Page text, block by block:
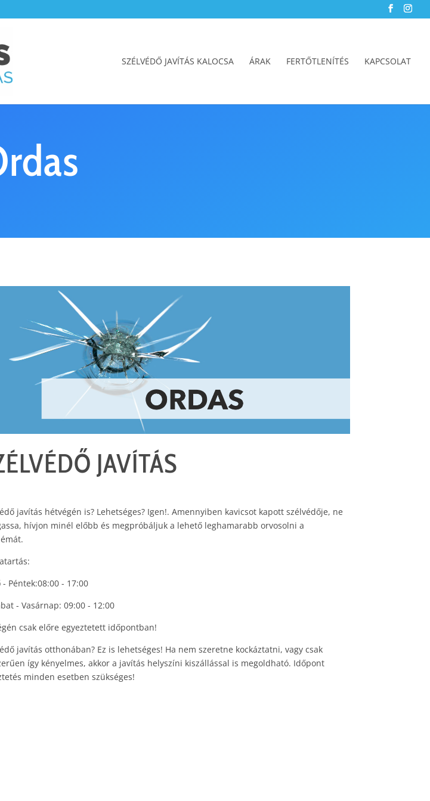
SZÉLVÉDŐ JAVÍTÁS KALOCSA ÁRAK FERTŐTLENÍTÉS KAPCSOLAT
JAVÍTÁS
javítás hétvégén is? Lehetséges? Igen!. Amennyiben kavicsot kapott szélvédője, ne
hívjon minél előbb és megpróbáljuk a lehető leghamarabb orvosolni a
- Péntek:08:00 - 17:00
- Vasárnap: 09:00 - 12:00
csak előre egyeztetett időpontban!
javítás otthonában? Ez is lehetséges! Ha nem szeretne kockáztatni, vagy csak
így kényelmes, akkor a javítás helyszíni kiszállással is megoldható. Időpont
minden esetben szükséges!